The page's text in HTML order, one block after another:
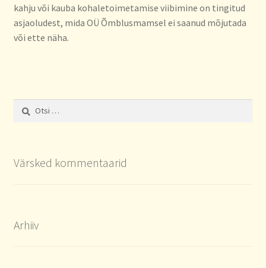
kahju või kauba kohaletoimetamise viibimine on tingitud
asjaoludest, mida OÜ Õmblusmamsel ei saanud mõjutada
või ette näha.
Otsi:
Värsked kommentaarid
Arhiiv